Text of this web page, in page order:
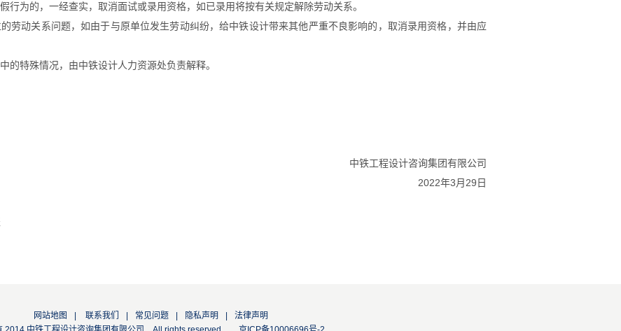
行为的，一经查实，取消面试或录用资格，如已录用将按有关规定解除劳动关系。
劳动关系问题，如由于与原单位发生劳动纠纷，给中铁设计带来其他严重不良影响的，取消录用资格，并由应
的特殊情况，由中铁设计人力资源处负责解释。
中铁工程设计咨询集团有限公司
2022年3月 29 日
网站地图 联系我们 常见问题 隐私声明
法律声明